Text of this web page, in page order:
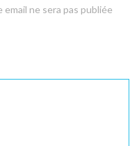
ne sera pas publiée